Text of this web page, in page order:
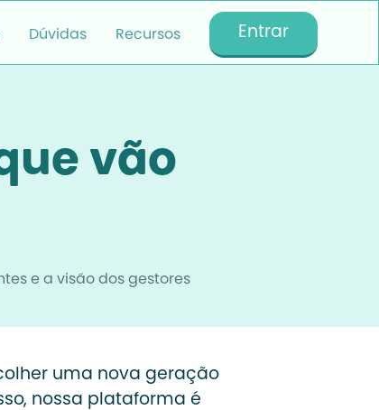
Dúvidas Recursos Entrar
vão
e a visão dos gestores
uma nova geração
nossa plataforma é